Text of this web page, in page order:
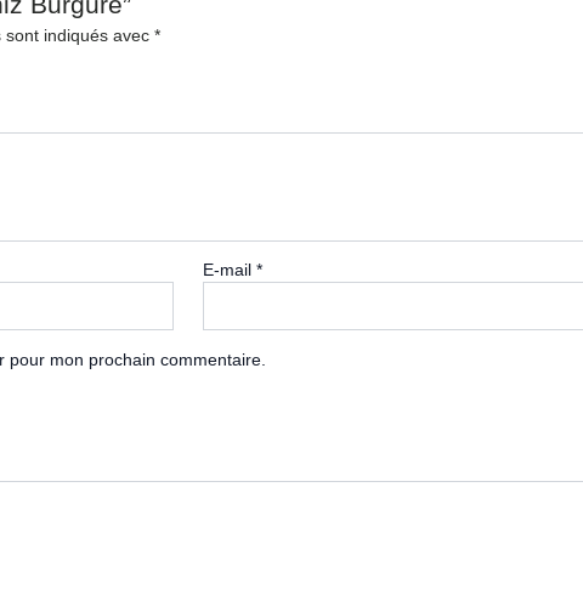
sont indiqués avec*
E-mail *
pour mon prochain commentaire.